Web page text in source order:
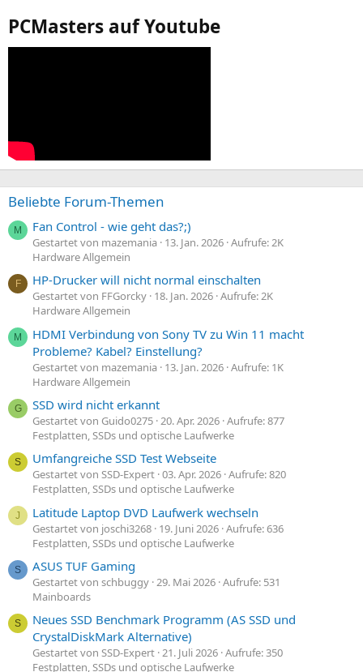
PCMasters auf Youtube
Beliebte Forum-Themen
M Fan Control - wie geht das?;)
Gestartet von mazemania 13. Jan. 2026 Aufrufe: 2K
Hardware Allgemein
F HP-Drucker will nicht normal einschalten
Gestartet von FFGorcky 18. Jan. 2026 Aufrufe: 2K
Hardware Allgemein
M
HDMI Verbindung von Sony TV zu Win 11 macht
Probleme? Kabel? Einstellung?
Gestartet von mazemania 13. Jan. 2026 Aufrufe: 1K
Hardware Allgemein
G SSD wird nicht erkannt
Gestartet von Guido0275 20. Apr. 2026 Aufrufe: 877
Festplatten, SSDs und optische Laufwerke
S Umfangreiche SSD Test Webseite
Gestartet von SSD-Expert 03. Apr. 2026 Aufrufe: 820
Festplatten, SSDs und optische Laufwerke
J Latitude Laptop DVD Laufwerk wechseln
Gestartet von joschi3268 19. Juni 2026 Aufrufe: 636
Festplatten, SSDs und optische Laufwerke
S ASUS TUF Gaming
Gestartet von schbuggy 29. Mai 2026 Aufrufe: 531
Mainboards
S
Neues SSD Benchmark Programm (AS SSD und
CrystalDiskMark Alternative)
Gestartet von SSD-Expert 21. Juli 2026 Aufrufe: 350
Festplatten, SSDs und optische Laufwerke